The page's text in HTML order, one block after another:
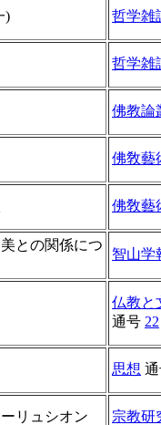
) 哲学雑
哲学雑
佛教論
佛敎藝
佛敎藝
との関係につ
智山学
仏教と
通号 22
思想
リュシオン 宗教研